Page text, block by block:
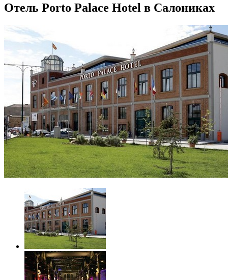
Отель Porto Palace Hotel в Салониках